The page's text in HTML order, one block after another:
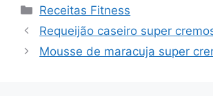
Categorias
Receitas Fitness
Requeijão caseiro super
Mousse de maracuja super